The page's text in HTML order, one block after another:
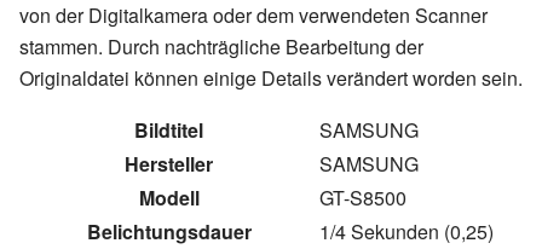
von der Digitalkamera oder dem verwendeten Scanner
stammen. Durch nachträgliche Bearbeitung der
Originaldatei können einige Details verändert worden sein.
Bildtitel
SAMSUNG
Hersteller
SAMSUNG
Modell
GT-S8500
Belichtungsdauer
1/4 Sekunden (0,25)